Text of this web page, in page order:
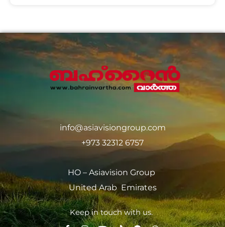
info@asiavisiongroup.com
+973 32312 6757
HO – Asiavision Group
United Arab Emirates
Keep in touch with us.